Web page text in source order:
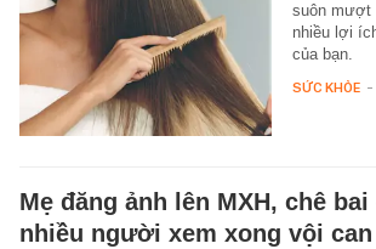
suôn mượt
nhiều lợi
của bạn.
SỨC KHỎE -
Mẹ đăng ảnh lên MXH, chê
nhiều người xem xong vội can